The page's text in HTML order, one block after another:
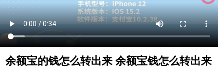
余额宝的钱怎么转出来 余额宝钱怎么转出来